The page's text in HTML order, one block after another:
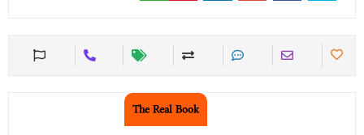
The Real Book